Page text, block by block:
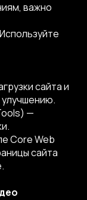
важно
сайта и
—
Core Web
сайта